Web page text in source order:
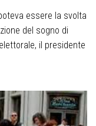
essere la svolta
del sogno di
il presidente